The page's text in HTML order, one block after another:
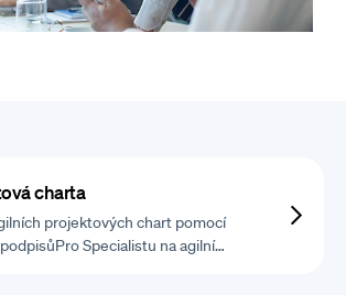
charta
projektových chart pomocí
Specialistu na agilní…